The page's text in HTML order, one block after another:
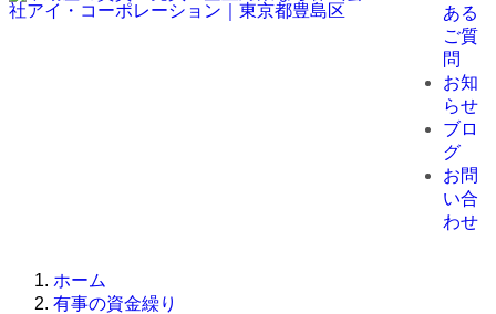
ある
ご質
問
お知
らせ
ブロ
グ
お問
い合
わせ
ホーム
有事の資金繰り